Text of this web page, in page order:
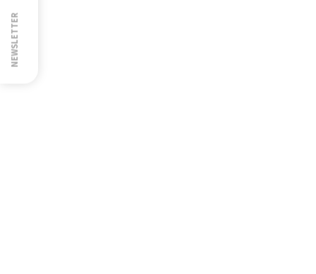
NEWSLETTER